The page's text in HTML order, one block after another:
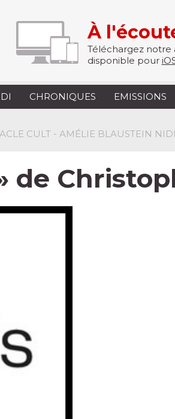
À
Téléchargez notre
disponible pour
CHRONIQUES EMISSIONS
CULT - AMÉLIE BLAUSTEIN
de